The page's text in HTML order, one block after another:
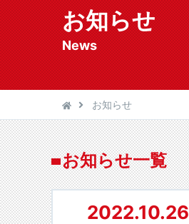
お知らせ
News
お知らせ
お知らせ一覧
2022.10.26